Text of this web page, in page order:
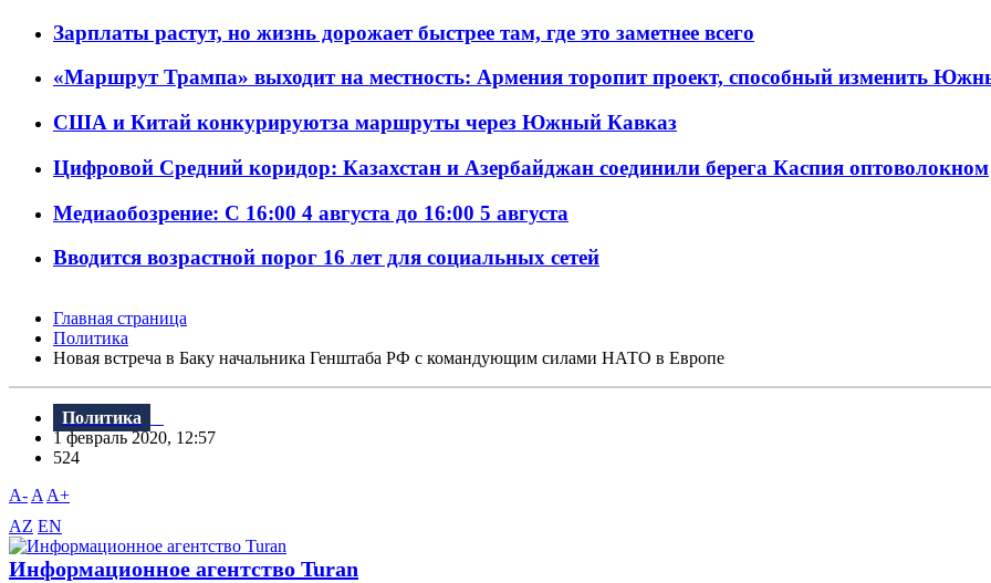
Зарплаты растут, но жизнь дорожает быстрее там, где это заметнее всего
«Маршрут Трампа» выходит на местность: Армения торопит проект, способный изменить
США и Китай конкурируютза маршруты через Южный Кавказ
Цифровой Средний коридор: Казахстан и Азербайджан соединили берега Каспия оптоволокном
Медиаобозрение: С 16:00 4 августа до 16:00 5 августа
Вводится возрастной порог 16 лет для социальных сетей
Главная страница
Политика
Новая встреча в Баку начальника Генштаба РФ с командующим силами НАТО в Европе
Политика
1 февраль 2020, 12:57
524
A- A A+
AZ EN
Информационное агентство Turan